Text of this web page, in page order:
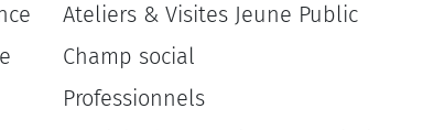
Ateliers & Visites Jeune Public
Champ social
Professionnels